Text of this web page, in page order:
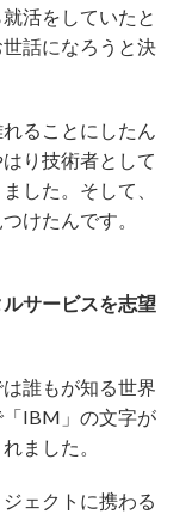
活をしていたと
話になろうと決
ることにしたん
り技術者として
した。そして、
けたんです。
サービスを志望
誰もが知る世界
IBM」の文字が
ました。
ェクトに携わる